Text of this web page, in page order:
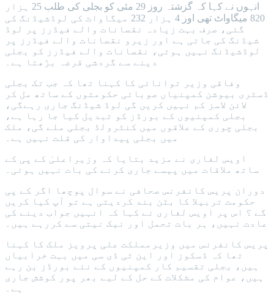
انہوں نے کہا کہ گزشتہ روز 29 مئی کو بجلی کی طلب 25 ہزار
820 میگاواٹ تھی اور 4 ہزار 232 میگاواٹ کی لوڈشیڈنگ کی
گئی، صرف بہت زیادہ نقصانات والے فیڈرز پر لوڈ
شیڈنگ کی جاتی ہے اور زیرو نقصانات والے فیڈرز پر
لوڈشیڈنگ نہیں ہوتی، نقصانات والے فیڈرز کو بجلی
دینے سے گردشی قرضہ بڑھتا ہے۔
وفاقی وزیر توانائی کا کہنا تھا کہ جب تک بجلی
ڈسٹری بیوشن کمپنیاں صوبائی حکومتوں کے ساتھ مل کر
لائن لاسز کم نہیں کریں گی لوڈ شیڈنگ جاری رہےگی،
بجلی کمپنیوں کے بورڈز کو تبدیل کیا جا رہا ہے،
بجلی چوری کے علاقوں میں کنٹرولڈ بجلی ملے گی، ملک
میں بجلی پیداوار کی قلت نہیں ہے۔
اویس لغاری نے مزید بتایا کہ وزیراعلیٰ کے پی کے
ساتھ ملاقات میں پیسے جاری کرنے کی بات نہیں ہوئی۔
دوران پریس کانفرنس صحافی نے سوال پوچھا اگر کے پی
حکومت تربیلا کا بٹن بند کردیتی ہے تو آپ کیا کریں
گے ؟ اس پر اویس لغاری نے کہا کہ انہیں جواب دینے کی
عادت نہیں، ہر بات تحمل اور نیک نیتی سے کررہے ہیں۔
پریس کانفرنس میں وزیرمملکت علی پرویز ملک کا کہنا
تھا کہ ڈسکوز اور این ٹی ڈی سی میں بہت خرابیاں
ہیں، بجلی تقسیم کار کمپنیوں کے نئے بورڈز بن رہے
ہیں، عوام کی مشکلات کے حل کے لیے بھر پور کوشش جاری